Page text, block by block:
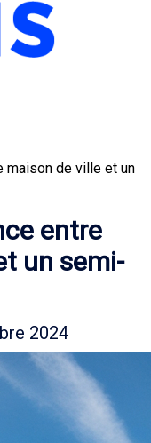
maison de ville et un
entre
un semi-
2024